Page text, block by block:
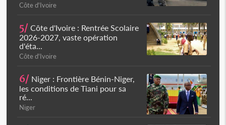
Côte d'Ivoire
5/ Côte d'Ivoire : Rentrée Scolaire
2026-2027, vaste opération
d'éta...
Côte d'Ivoire
6/ Niger : Frontière Bénin-Niger,
les conditions de Tiani pour sa
ré...
Niger